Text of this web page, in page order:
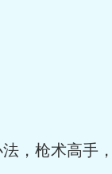
，枪术高手